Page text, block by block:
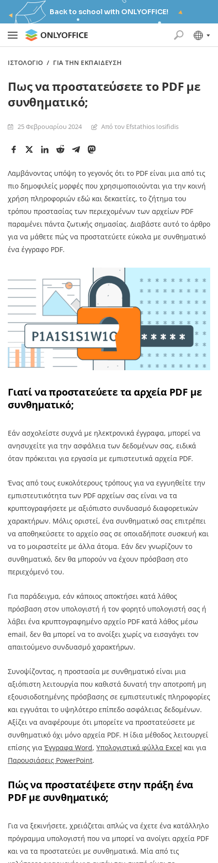
Back to school with ONLYOFFICE!
ΙΣΤΟΛΌΓΙΟ / ΓΙΑ ΤΗΝ ΕΚΠΑΊΔΕΥΣΗ
Πως να προστατεύσετε το PDF με
συνθηματικό;
25 Φεβρουαρίου 2024 Από τον Efstathios Iosifidis
Λαμβάνοντας υπόψη το γεγονός ότι το PDF είναι μια από τις
πιο δημοφιλείς μορφές που χρησιμοποιούνται για την κοινή
χρήση πληροφοριών εδώ και δεκαετίες, το ζήτημα του
τρόπου προστασίας των περιεχομένων των αρχείων PDF
παραμένει πάντα ζωτικής σημασίας. Διαβάστε αυτό το άρθρο
για να μάθετε πώς να προστατεύετε εύκολα με συνθηματικό
ένα έγγραφο PDF.
Γιατί να προστατεύετε τα αρχεία PDF με
συνθηματικό;
Εάν ασχολείστε συχνά με ηλεκτρονικά έγγραφα, μπορεί να
ανησυχείτε για την ασφάλεια των δεδομένων σας, ειδικά
όταν πρόκειται για εργασία με εμπιστευτικά αρχεία PDF.
Ένας από τους ευκολότερους τρόπους για να εγγυηθείτε την
εμπιστευτικότητα των PDF αρχείων σας είναι να τα
κρυπτογραφήσετε με αξιόπιστο συνδυασμό διαφορετικών
χαρακτήρων. Μόλις οριστεί, ένα συνθηματικό σας επιτρέπει
να αποθηκεύσετε το αρχείο σας σε οποιαδήποτε συσκευή και
να το μοιραστείτε με άλλα άτομα. Εάν δεν γνωρίζουν το
συνθηματικό, δεν θα μπορούν να έχουν πρόσβαση στο
περιεχόμενό του.
Για παράδειγμα, εάν κάποιος αποκτήσει κατά λάθος
πρόσβαση στον υπολογιστή ή τον φορητό υπολογιστή σας ή
λάβει ένα κρυπτογραφημένο αρχείο PDF κατά λάθος μέσω
email, δεν θα μπορεί να το ανοίξει χωρίς να εισαγάγει τον
απαιτούμενο συνδυασμό χαρακτήρων.
Συνοψίζοντας, η προστασία με συνθηματικό είναι μια
αξιόπιστη λειτουργία που καθιστά δυνατή την αποτροπή μη
εξουσιοδοτημένης πρόσβασης σε εμπιστευτικές πληροφορίες
και εγγυάται το υψηλότερο επίπεδο ασφάλειας δεδομένων.
Αξίζει να αναφέρουμε ότι μπορείτε να προστατεύσετε με
συνθηματικό όχι μόνο αρχεία PDF. Η ίδια μέθοδος λειτουργεί
επίσης για Έγγραφα Word, Υπολογιστικά φύλλα Excel και για
Παρουσιάσεις PowerPoint.
Πώς να προστατέψετε στην πράξη ένα
PDF με συνθηματικό;
Για να ξεκινήσετε, χρειάζεται απλώς να έχετε ένα κατάλληλο
πρόγραμμα υπολογιστή που να μπορεί να ανοίγει αρχεία PDF
και να τα προστατεύει με συνθηματικά. Μία από τις